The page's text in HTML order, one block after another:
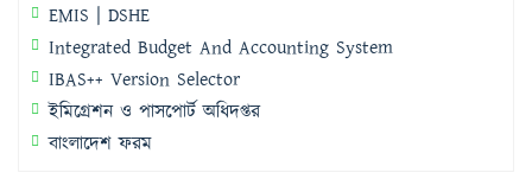
EMIS | DSHE
Integrated Budget And Accounting System
IBAS++ Version Selector
ইমিগ্রেশন ও পাসপোর্ট অধিদপ্তর
বাংলাদেশ ফরম